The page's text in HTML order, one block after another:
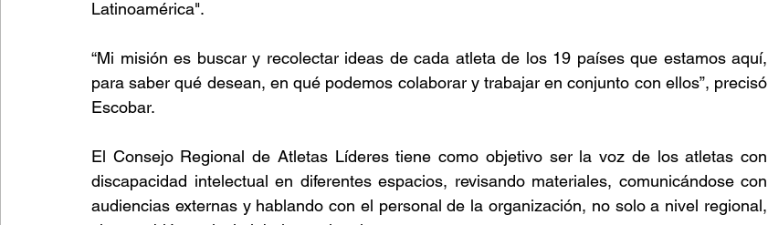
Latinoamérica".
“Mi misión es buscar y recolectar ideas de cada atleta de los 19 países que estamos aquí,
para saber qué desean, en qué podemos colaborar y trabajar en conjunto con ellos”, precisó
Escobar.
El Consejo Regional de Atletas Líderes tiene como objetivo ser la voz de los atletas con
discapacidad intelectual en diferentes espacios, revisando materiales, comunicándose con
audiencias externas y hablando con el personal de la organización, no solo a nivel regional,